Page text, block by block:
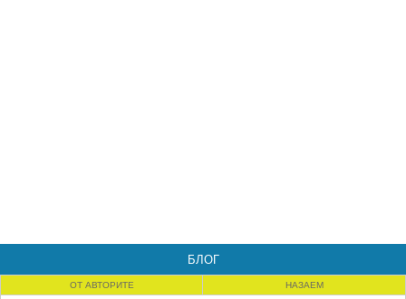
БЛОГ
ОТ АВТОРИТЕ НАЗАЕМ